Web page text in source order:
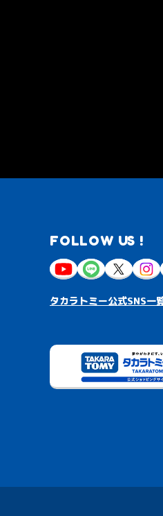
FOLLOW US !
タカラトミー公式SNS一